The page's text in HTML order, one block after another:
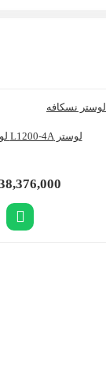
لوستر L1200-4A لوسترسازان